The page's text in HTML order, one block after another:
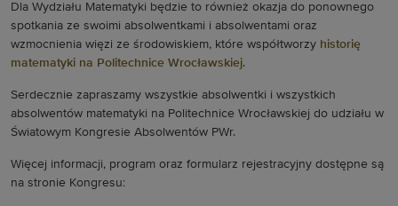
Dla Wydziału Matematyki będzie to również okazja do ponownego
spotkania ze swoimi absolwentkami i absolwentami oraz
wzmocnienia więzi ze środowiskiem, które współtworzy historię
matematyki na Politechnice Wrocławskiej.
Serdecznie zapraszamy wszystkie absolwentki i wszystkich
absolwentów matematyki na Politechnice Wrocławskiej do udziału w
Światowym Kongresie Absolwentów PWr.
Więcej informacji, program oraz formularz rejestracyjny dostępne są
na stronie Kongresu: